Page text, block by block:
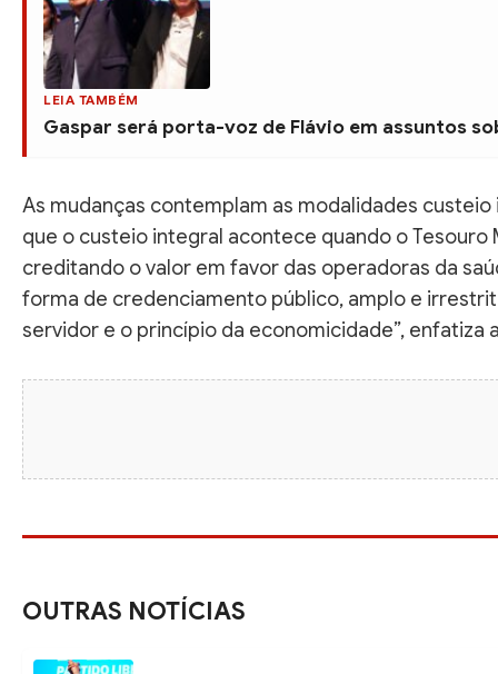
LEIA TAMBÉM
Gaspar será porta-voz de Flávio em assuntos
As mudanças contemplam as modalidades
que o custeio integral acontece quando o
creditando o valor em favor das operadoras da
forma de credenciamento público, amplo e
servidor e o princípio da economicidade”, enfatiza
OUTRAS NOTÍCIAS